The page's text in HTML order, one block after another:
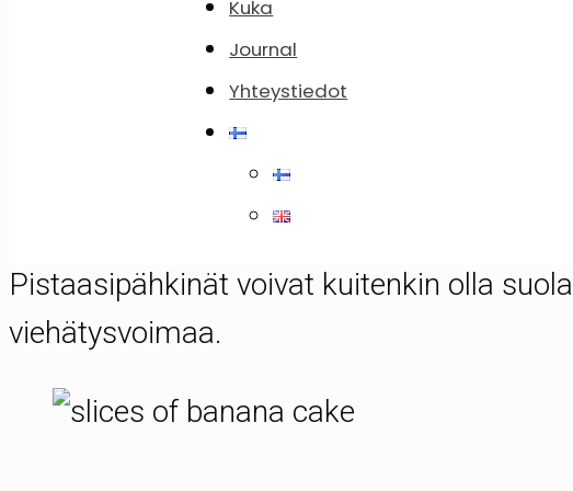
Kuka
Journal
Yhteystiedot
Itse asiassa en todellakaan pidä
on liian makea ja pakkomielteisen
Pistaasipähkinät voivat kuitenkin olla
viehätysvoimaa.